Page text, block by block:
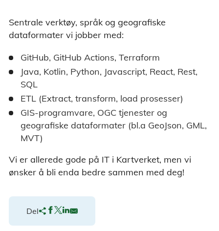
Sentrale verktøy, språk og geografiske
dataformater vi jobber med:
GitHub, GitHub Actions, Terraform
Java, Kotlin, Python, Javascript, React, Rest,
SQL
ETL (Extract, transform, load prosesser)
GIS-programvare, OGC tjenester og
geografiske dataformater (bl.a GeoJson, GML,
MVT)
Vi er allerede gode på IT i Kartverket, men vi
ønsker å bli enda bedre sammen med deg!
Del